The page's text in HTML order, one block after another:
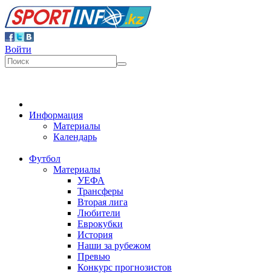
Войти
Информация
Материалы
Календарь
Футбол
Материалы
УЕФА
Трансферы
Вторая лига
Любители
Еврокубки
История
Наши за рубежом
Превью
Конкурс прогнозистов